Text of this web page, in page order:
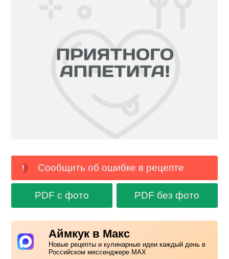
Сообщить об ошибке в рецепте
PDF с фото PDF без фото
Аймкук в Макс
Новые рецепты и кулинарные идеи каждый день в
Российском мессенджере MAX